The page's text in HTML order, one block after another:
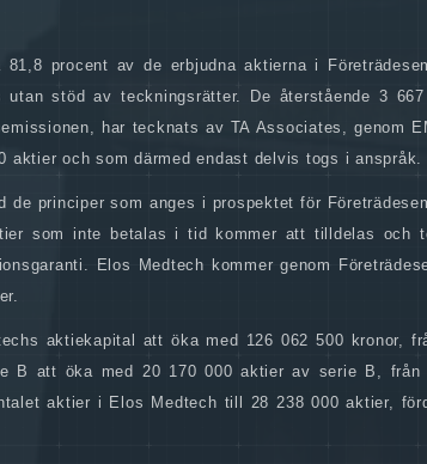
procent av de erbjudna aktierna i
stöd av teckningsrätter. De återstående 3 667
har tecknats av TA Associates, genom
och som därmed endast delvis togs i anspråk.
principer som anges i prospektet för
som inte betalas i tid kommer att tilldelas och
Elos Medtech kommer genom
aktiekapital att öka med 126 062 500 kronor,
B att öka med 20 170 000 aktier av serie B, från
aktier i Elos Medtech till 28 238 000 aktier,